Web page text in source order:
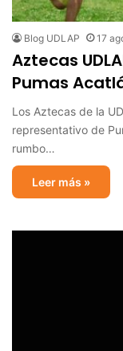
Blog UDLAP 17
Aztecas
Pumas
Los Aztecas de la
representativo de
rumbo…
Leer más »